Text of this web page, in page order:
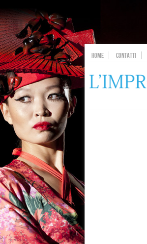
HOME CONTATTI